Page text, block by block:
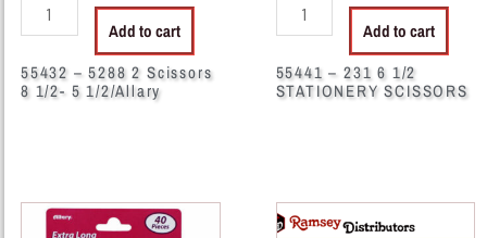
Add to cart
55432 – 5288 2 Scissors
8 1/2- 5 1/2/Allary
Add to cart
55441 – 231 6 1/2
STATIONERY SCISSORS
58185
52114
-